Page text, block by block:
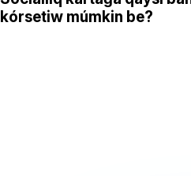
kórsetiw múmkin be?